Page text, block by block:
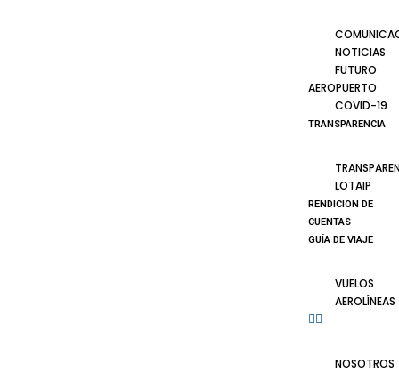
NOTICIAS
FUTURO
AEROPUERTO
COVID-19
TRANSPARENCIA
LOTAIP
RENDICION DE
CUENTAS
GUÍA DE VIAJE
VUELOS
AEROLÍNEAS
NOSOTROS